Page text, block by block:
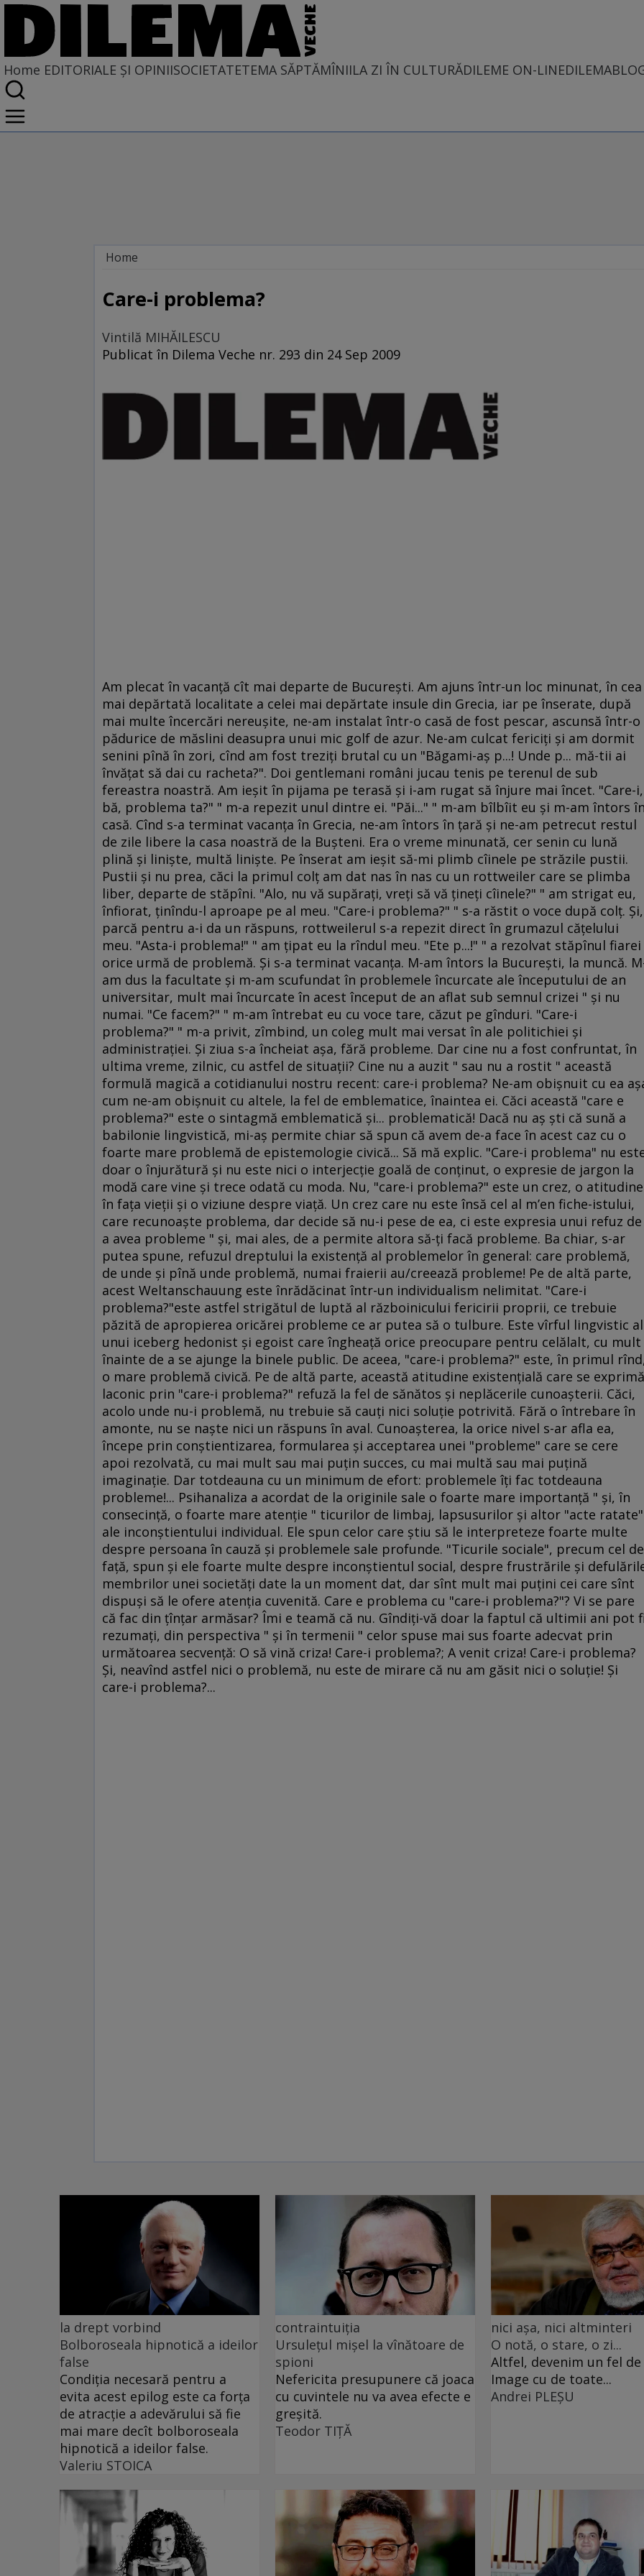
Home EDITORIALE ȘI OPINIISOCIETATETEMA SĂPTĂMÎNIILA ZI ÎN CULTURĂDILEME ON-LINE
Home
TÎLC SHOW
Care-i problema?
Vintilă MIHĂILESCU
Publicat în Dilema Veche nr. 293 din 24 Sep 2009
Am plecat în vacanţă cît mai departe de Bucureşti. Am ajuns într-un loc minunat, în cea
mai depărtată localitate a celei mai depărtate insule din Grecia, iar pe înserate, după
mai multe încercări nereuşite, ne-am instalat într-o casă de fost pescar, ascunsă într-o
pădurice de măslini deasupra unui mic golf de azur. Ne-am culcat fericiţi şi am dormit
senini pînă în zori, cînd am fost treziţi brutal cu un "Băgami-aş p...! Unde p... mă-tii ai
învăţat să dai cu racheta?". Doi gentlemani români jucau tenis pe terenul de sub
fereastra noastră. Am ieşit în pijama pe terasă şi i-am rugat să înjure mai încet. "Care-i,
bă, problema ta?" " m-a repezit unul dintre ei. "Păi..." " m-am bîlbîit eu şi m-am întors
casă. Cînd s-a terminat vacanţa în Grecia, ne-am întors în ţară şi ne-am petrecut restul
de zile libere la casa noastră de la Buşteni. Era o vreme minunată, cer senin cu lună
plină şi linişte, multă linişte. Pe înserat am ieşit să-mi plimb cîinele pe străzile pustii.
Pustii şi nu prea, căci la primul colţ am dat nas în nas cu un rottweiler care se plimba
liber, departe de stăpîni. "Alo, nu vă supăraţi, vreţi să vă ţineţi cîinele?" " am strigat eu,
înfiorat, ţinîndu-l aproape pe al meu. "Care-i problema?" " s-a răstit o voce după colţ. Şi,
parcă pentru a-i da un răspuns, rottweilerul s-a repezit direct în grumazul căţelului
meu. "Asta-i problema!" " am ţipat eu la rîndul meu. "Ete p...!" " a rezolvat stăpînul fiarei
orice urmă de problemă. Şi s-a terminat vacanţa. M-am întors la Bucureşti, la muncă.
am dus la facultate şi m-am scufundat în problemele încurcate ale începutului de an
universitar, mult mai încurcate în acest început de an aflat sub semnul crizei " şi nu
numai. "Ce facem?" " m-am întrebat eu cu voce tare, căzut pe gînduri. "Care-i
problema?" " m-a privit, zîmbind, un coleg mult mai versat în ale politichiei şi
administraţiei. Şi ziua s-a încheiat aşa, fără probleme. Dar cine nu a fost confruntat, în
ultima vreme, zilnic, cu astfel de situaţii? Cine nu a auzit " sau nu a rostit " această
formulă magică a cotidianului nostru recent: care-i problema? Ne-am obişnuit cu ea
cum ne-am obişnuit cu altele, la fel de emblematice, înaintea ei. Căci această "care e
problema?" este o sintagmă emblematică şi... problematică! Dacă nu aş şti că sună a
babilonie lingvistică, mi-aş permite chiar să spun că avem de-a face în acest caz cu o
foarte mare problemă de epistemologie civică... Să mă explic. "Care-i problema" nu
doar o înjurătură şi nu este nici o interjecţie goală de conţinut, o expresie de jargon la
modă care vine şi trece odată cu moda. Nu, "care-i problema?" este un crez, o atitudine
în faţa vieţii şi o viziune despre viaţă. Un crez care nu este însă cel al m’en fiche-istului,
care recunoaşte problema, dar decide să nu-i pese de ea, ci este expresia unui refuz de
a avea probleme " şi, mai ales, de a permite altora să-ţi facă probleme. Ba chiar, s-ar
putea spune, refuzul dreptului la existenţă al problemelor în general: care problemă,
de unde şi pînă unde problemă, numai fraierii au/creează probleme! Pe de altă parte,
acest Weltanschauung este înrădăcinat într-un individualism nelimitat. "Care-i
problema?"este astfel strigătul de luptă al războinicului fericirii proprii, ce trebuie
păzită de apropierea oricărei probleme ce ar putea să o tulbure. Este vîrful lingvistic al
unui iceberg hedonist şi egoist care îngheaţă orice preocupare pentru celălalt, cu mult
înainte de a se ajunge la binele public. De aceea, "care-i problema?" este, în primul
o mare problemă civică. Pe de altă parte, această atitudine existenţială care se exprimă
laconic prin "care-i problema?" refuză la fel de sănătos şi neplăcerile cunoaşterii. Căci,
acolo unde nu-i problemă, nu trebuie să cauţi nici soluţie potrivită. Fără o întrebare în
amonte, nu se naşte nici un răspuns în aval. Cunoaşterea, la orice nivel s-ar afla ea,
începe prin conştientizarea, formularea şi acceptarea unei "probleme" care se cere
apoi rezolvată, cu mai mult sau mai puţin succes, cu mai multă sau mai puţină
imaginaţie. Dar totdeauna cu un minimum de efort: problemele îţi fac totdeauna
probleme!... Psihanaliza a acordat de la originile sale o foarte mare importanţă " şi, în
consecinţă, o foarte mare atenţie " ticurilor de limbaj, lapsusurilor şi altor "acte ratate"
ale inconştientului individual. Ele spun celor care ştiu să le interpreteze foarte multe
despre persoana în cauză şi problemele sale profunde. "Ticurile sociale", precum cel de
faţă, spun şi ele foarte multe despre inconştientul social, despre frustrările şi
membrilor unei societăţi date la un moment dat, dar sînt mult mai puţini cei care sînt
dispuşi să le ofere atenţia cuvenită. Care e problema cu "care-i problema?"? Vi se pare
că fac din ţînţar armăsar? Îmi e teamă că nu. Gîndiţi-vă doar la faptul că ultimii ani pot
rezumaţi, din perspectiva " şi în termenii " celor spuse mai sus foarte adecvat prin
următoarea secvenţă: O să vină criza! Care-i problema?; A venit criza! Care-i problema?
Şi, neavînd astfel nici o problemă, nu este de mirare că nu am găsit nici o soluţie! Şi
care-i problema?...
la drept vorbind
Bolboroseala hipnotică a ideilor
false
Condiția necesară pentru a
evita acest epilog este ca forța
de atracție a adevărului să fie
mai mare decît bolboroseala
hipnotică a ideilor false.
Valeriu STOICA
contraintuiția
Ursulețul mișel la vînătoare de
spioni
Nefericita presupunere că joaca
cu cuvintele nu va avea efecte e
greșită.
Teodor TIŢĂ
nici așa, nici altminteri
O notă, o stare, o zi...
Altfel, devenim un fel de
Image cu de toate...
Andrei PLEŞU